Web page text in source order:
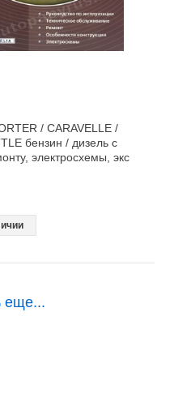
/ CARAVELLE /
бензин / дизель с
электросхемы, экс
еще...